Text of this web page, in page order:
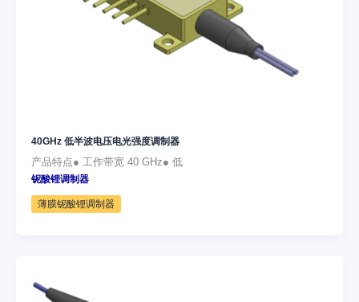
40GHz 低半波电压电光强度调制器
产品特点● 工作带宽 40 GHz● 低
铌酸锂调制器
薄膜铌酸锂调制器